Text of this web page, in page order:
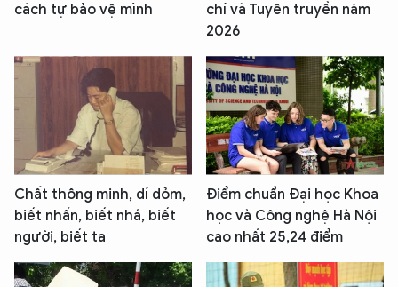
cách tự bảo vệ mình
chí và Tuyên truyền năm
2026
Chất thông minh, dí dỏm,
biết nhấn, biết nhá, biết
người, biết ta
Điểm chuẩn Đại học Khoa
học và Công nghệ Hà Nội
cao nhất 25,24 điểm